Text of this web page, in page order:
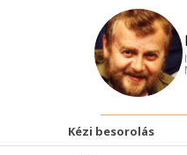
Kézi besorolás